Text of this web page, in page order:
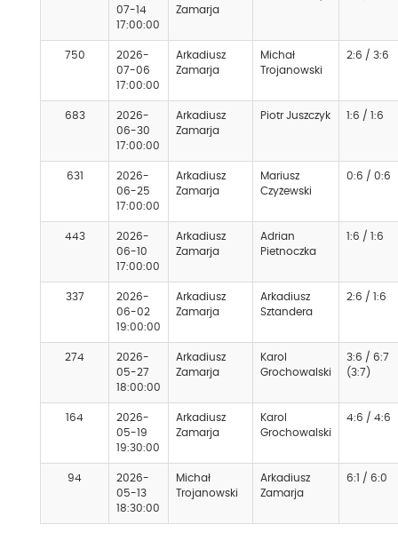
07-14
17:00:00
Zamarja
750
2026-
07-06
17:00:00
Arkadiusz
Zamarja
Michał
Trojanowski
2:6 / 3:6
683
2026-
06-30
17:00:00
Arkadiusz
Zamarja
Piotr Juszczyk 1:6 / 1:6
631
2026-
06-25
17:00:00
Arkadiusz
Zamarja
Mariusz
Czyżewski
0:6 / 0:6
443
2026-
06-10
17:00:00
Arkadiusz
Zamarja
Adrian
Pietnoczka
1:6 / 1:6
337
2026-
06-02
19:00:00
Arkadiusz
Zamarja
Arkadiusz
Sztandera
2:6 / 1:6
274
2026-
05-27
18:00:00
Arkadiusz
Zamarja
Karol
Grochowalski
3:6 / 6:7
(3:7)
164
2026-
05-19
19:30:00
Arkadiusz
Zamarja
Karol
Grochowalski
4:6 / 4:6
94
2026-
05-13
18:30:00
Michał
Trojanowski
Arkadiusz
Zamarja
6:1 / 6:0